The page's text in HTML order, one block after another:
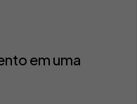
em uma